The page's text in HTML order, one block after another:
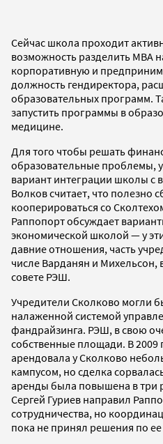
Сейчас школа проходит
возможность разделить MBA
корпоративную и
должность гендиректора,
образовательных программ.
запустить программы в
медицине.
Для того чтобы решать
образовательные проблемы,
вариант интеграции школы с
Волков считает, что полезно
кооперироваться со
Раппопорт обсуждает
экономической школой — у
давние отношения, часть
числе Варданян и Михельсон,
совете РЭШ.
Учредители Сколково могли
налаженной системой
фандрайзинга. РЭШ, в свою
собственные площади. В 2009
арендовала у Сколково
кампусом, но сделка
аренды была повышена в три
Сергей Гуриев направил
сотрудничества, но
пока не принял решения по